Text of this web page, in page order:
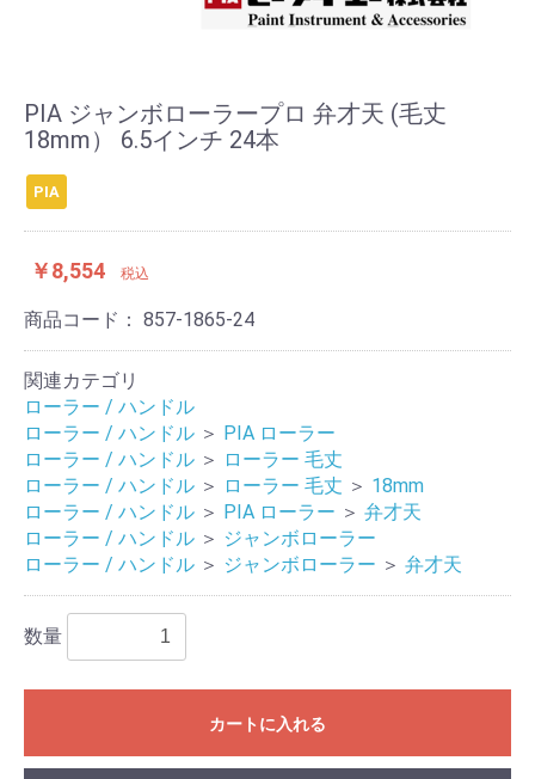
PIA ジャンボローラープロ 弁才天 (毛丈
18mm） 6.5インチ 24本
PIA
￥8,554 税込
商品コード： 857-1865-24
関連カテゴリ
ローラー / ハンドル
ローラー / ハンドル ＞ PIA ローラー
ローラー / ハンドル ＞ ローラー 毛丈
ローラー / ハンドル ＞ ローラー 毛丈 ＞ 18mm
ローラー / ハンドル ＞ PIA ローラー ＞ 弁才天
ローラー / ハンドル ＞ ジャンボローラー
ローラー / ハンドル ＞ ジャンボローラー ＞ 弁才天
数量
カートに入れる